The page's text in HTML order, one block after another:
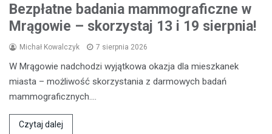
Bezpłatne badania mammograficzne w
Mrągowie – skorzystaj 13 i 19 sierpnia!
Michał Kowalczyk 7 sierpnia 2026
W Mrągowie nadchodzi wyjątkowa okazja dla mieszkanek
miasta – możliwość skorzystania z darmowych badań
mammograficznych.…
Czytaj dalej